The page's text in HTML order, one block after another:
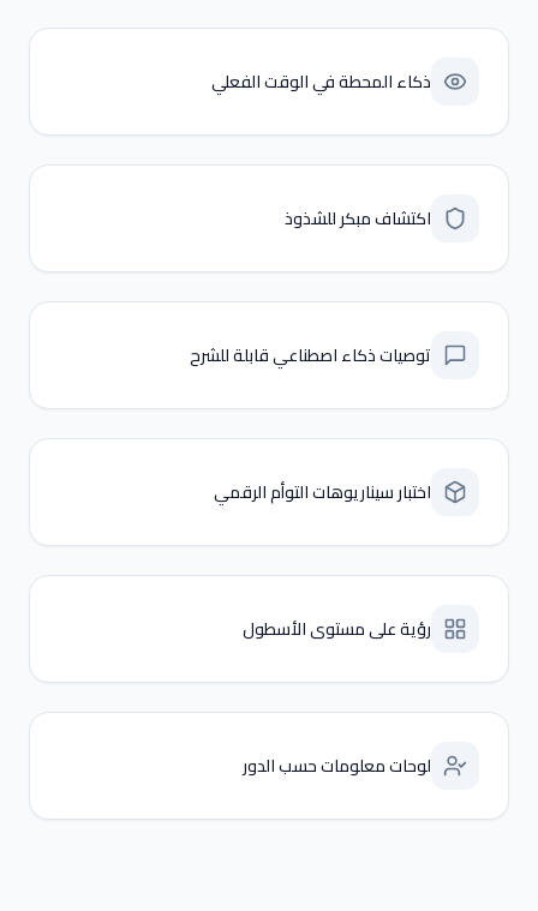
ذكاء المحطة في الوقت الفعلي
اكتشاف مبكر للشذوذ
توصيات ذكاء اصطناعي قابلة للشرح
اختبار سيناريوهات التوأم الرقمي
رؤية على مستوى الأسطول
لوحات معلومات حسب الدور